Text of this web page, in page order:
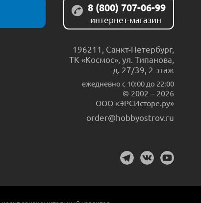
8 (800) 707-06-99
интернет-магазин
196211 Санкт-Петербург,
ТК «Космос», ул. Типанова,
д. 27/39, 2 этаж
ежедневно c 10:00 до 22:00
© 2002 – 2026
ООО «ЭРСИсторе.ру»
order@hobbyostrov.ru